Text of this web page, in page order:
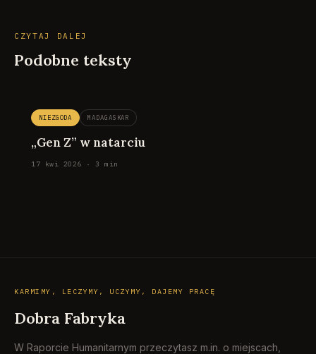
CZYTAJ DALEJ
Podobne teksty
NIEZGODA MADAGASKAR
„Gen Z” w natarciu
17 kwi 2026 · 3 min
KARMIMY, LECZYMY, UCZYMY, DAJEMY PRACĘ
Dobra Fabryka
W Raporcie Humanitarnym przeczytasz m.in. o miejscach,